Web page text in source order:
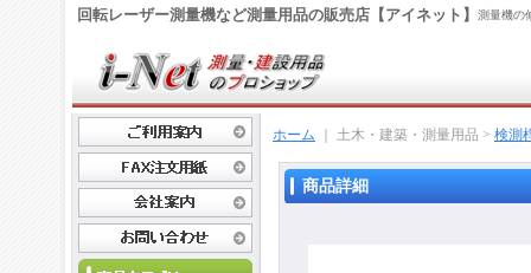
回転レーザー測量機など測量用品の販売店【アイネット】 測量機の
ホーム ｜ 土木・建築・測量用品 > 検測
商品詳細